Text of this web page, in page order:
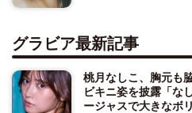
グラビア最新記事
桃月なしこ、胸元も
ビキニ姿を披露「な
ージャスで大きなボ